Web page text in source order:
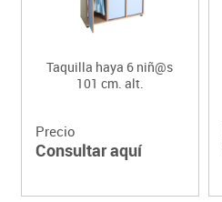
Taquilla haya 6 niñ@s
101 cm. alt.
Precio
Consultar aquí